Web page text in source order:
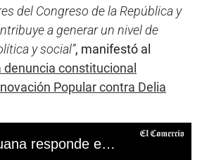
del Congreso de la República y
a generar un nivel de
y social”, manifestó al
denuncia constitucional
Popular contra Delia
Eduardo Salhuana responde en su ingreso al Congreso de la República